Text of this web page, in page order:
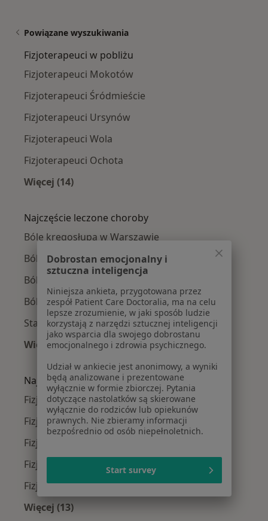
Powiązane wyszukiwania
Fizjoterapeuci w pobliżu
Fizjoterapeuci Mokotów
Fizjoterapeuci Śródmieście
Fizjoterapeuci Ursynów
Fizjoterapeuci Wola
Fizjoterapeuci Ochota
Więcej (14)
Najczęście leczone choroby
Bóle kręgosłupa w Warszawie
Ból kolana w Warszawie
Ból barku w Warszawie
Ból biodra w Warszawie
Stany pooperacyjne w Warszawie
Więcej (15)
Najpopularniejsze ubezpieczenia
Fizjoterapeuci z Medicover w Warszawie
Fizjoterapeuci z Allianz w Warszawie
Fizjoterapeuci z INTER Polska w Warszawie
Fizjoterapeuci z Signal Iduna w Warszawie
Fizjoterapeuci z Compensa w Warszawie
Więcej (13)
Dobrostan emocjonalny i
sztuczna inteligencja
Niniejsza ankieta, przygotowana przez
zespół Patient Care Doctoralia, ma na celu
lepsze zrozumienie, w jaki sposób ludzie
korzystają z narzędzi sztucznej inteligencji
jako wsparcia dla swojego dobrostanu
emocjonalnego i zdrowia psychicznego.
Udział w ankiecie jest anonimowy, a wyniki
będą analizowane i prezentowane
wyłącznie w formie zbiorczej. Pytania
dotyczące nastolatków są skierowane
wyłącznie do rodziców lub opiekunów
prawnych. Nie zbieramy informacji
bezpośrednio od osób niepełnoletnich.
Start survey